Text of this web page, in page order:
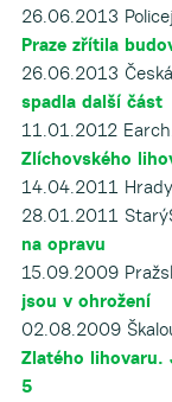
26.06.2013
Praze zřítila
26.06.2013
spadla další část
11.01.2012
Zlíchovského
14.04.2011
28.01.2011
na opravu
15.09.2009
jsou v ohrožení
02.08.2009
Zlatého lihovaru.
5